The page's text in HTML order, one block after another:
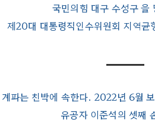
국민의힘 대구 수성구 을
제20대 대통령직인수위원회 지역균
계파는 친박에 속한다. 2022년 6월
유공자 이준석의 셋째